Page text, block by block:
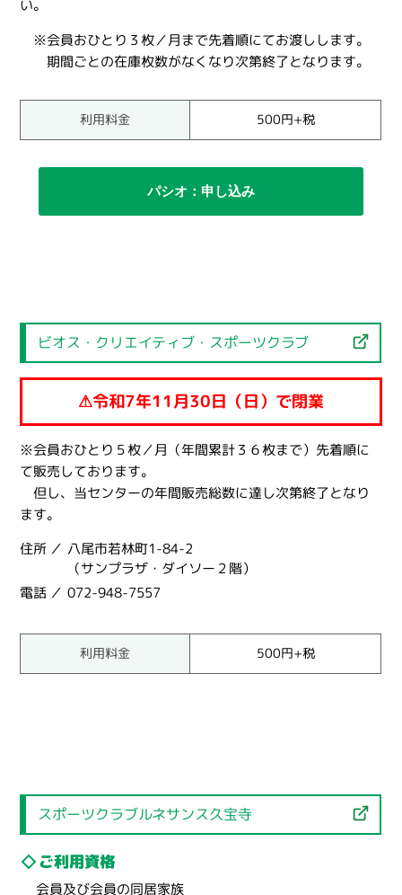
い。
※会員おひとり３枚／月まで先着順にてお渡しします。
期間ごとの在庫枚数がなくなり次第終了となります。
利用料金 500円+税
パシオ：申し込み
ビオス・クリエイティブ・スポーツクラブ
⚠令和7年11月30日（日）で閉業
※会員おひとり５枚／月（年間累計３６枚まで）先着順に
て販売しております。
但し、当センターの年間販売総数に達し次第終了となり
ます。
住所
八尾市若林町1-84-2
（サンプラザ・ダイソー２階）
電話
072-948-7557
利用料金 500円+税
スポーツクラブルネサンス久宝寺
ご利用資格
会員及び会員の同居家族